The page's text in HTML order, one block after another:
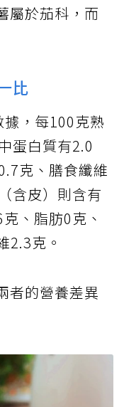
於茄科，而
比
，每100克熟
蛋白質有2.0
克、膳食纖維
含皮）則含有
、脂肪0克、
2.3克。
者的營養差異